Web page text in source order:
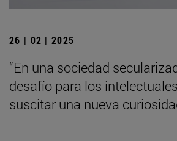
26 | 02 | 2025
“En una sociedad
desafío para los
suscitar una nueva